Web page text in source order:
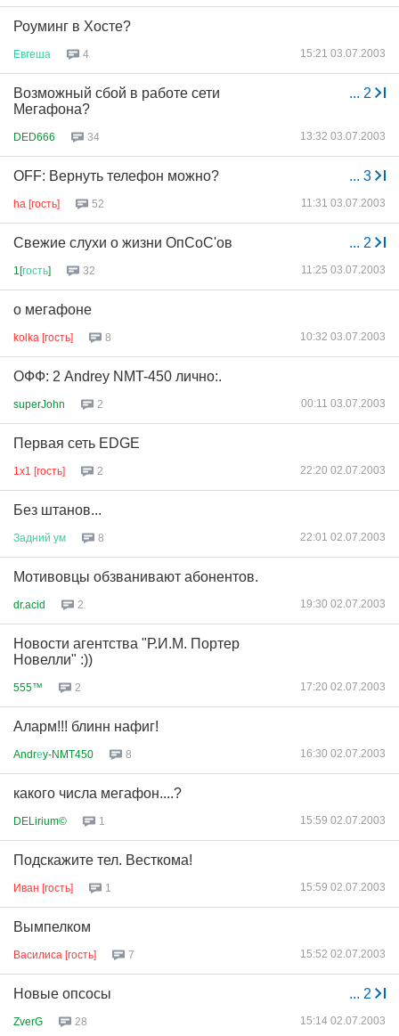
Роуминг в Хосте?
Евгеша 4 15:21 03.07.2003
... 2
Возможный сбой в работе сети
Мегафона?
DED666 34 13:32 03.07.2003
... 3
OFF: Вернуть телефон можно?
ha [гость] 52 11:31 03.07.2003
... 2
Свежие слухи о жизни ОпСоС'ов
1[гость] 32 11:25 03.07.2003
о мегафоне
kolka [гость] 8 10:32 03.07.2003
ОФФ: 2 Andrey NMT-450 лично:.
superJohn 2 00:11 03.07.2003
Первая сеть EDGE
1x1 [гость] 2 22:20 02.07.2003
Без штанов...
Задний ум 8 22:01 02.07.2003
Мотивовцы обзванивают абонентов.
dr.acid 2 19:30 02.07.2003
Новости агентства "Р.И.М. Портер
Новелли" :))
555™ 2 17:20 02.07.2003
Аларм!!! блинн нафиг!
Andrеy-NMT450 8 16:30 02.07.2003
какого числа мегафон....?
DELirium© 1 15:59 02.07.2003
Подскажите тел. Весткома!
Иван [гость] 1 15:59 02.07.2003
Вымпелком
Василиса [гость] 7 15:52 02.07.2003
... 2
Новые опсосы
ZverG 28 15:14 02.07.2003